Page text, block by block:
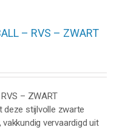
– RVS – ZWART
– ZWART
deze stijlvolle zwarte
vervaardigd uit